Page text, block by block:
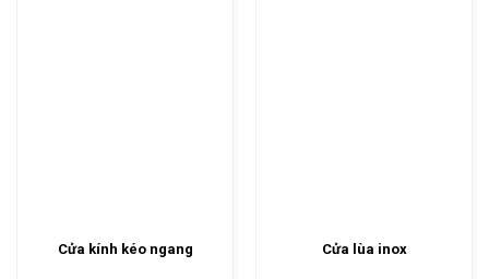
Cửa kính kéo ngang Cửa lùa inox